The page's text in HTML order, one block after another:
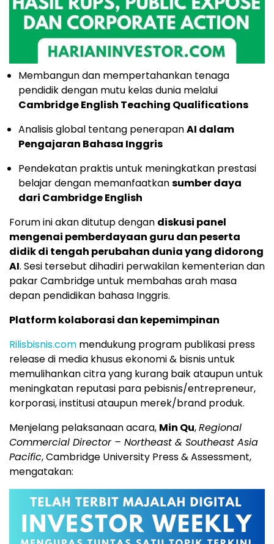
Membangun dan mempertahankan tenaga
pendidik dengan mutu kelas dunia melalui
Cambridge English Teaching Qualifications
Analisis global tentang penerapanAI dalam
Pengajaran Bahasa Inggris
Pendekatan praktis untuk meningkatkan prestasi
belajar dengan memanfaatkansumber daya
dari Cambridge English
Forum ini akan ditutup dengan diskusi panel
mengenai pemberdayaan guru dan peserta
didik di tengah perubahan dunia yang didorong
AI. Sesi tersebut dihadiri perwakilan kementerian dan
pakar Cambridge untuk membahas arah masa
depan pendidikan bahasa Inggris.
Platform kolaborasi dan kepemimpinan
Rilisbisnis.com mendukung program publikasi press
release di media khusus ekonomi & bisnis untuk
memulihankan citra yang kurang baik ataupun untuk
meningkatan reputasi para pebisnis/entrepreneur,
korporasi, institusi ataupun merek/brand produk.
Menjelang pelaksanaan acara, Min Qu,Regional
Commercial Director – Northeast & Southeast Asia
Pacific, Cambridge University Press & Assessment,
mengatakan: